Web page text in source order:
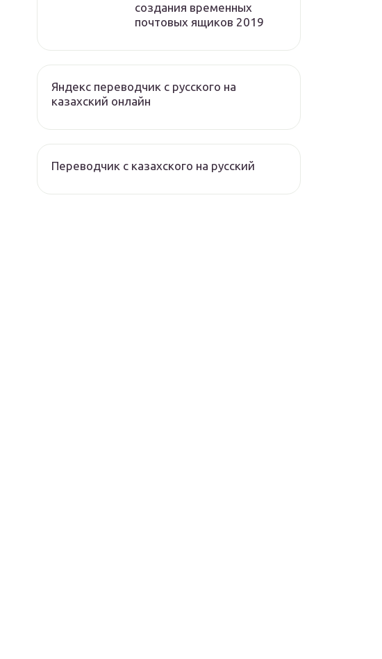
создания временных
почтовых ящиков 2019
Яндекс переводчик с русского на
казахский онлайн
Переводчик с казахского на русский